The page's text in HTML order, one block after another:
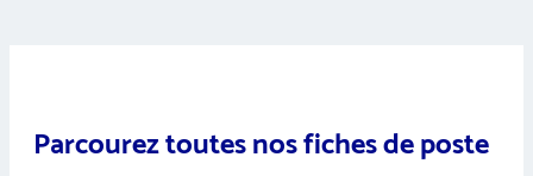
Parcourez toutes nos fiches de poste